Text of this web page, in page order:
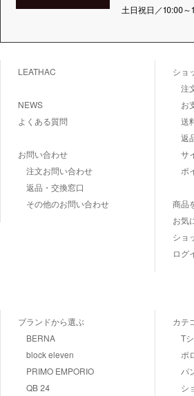
土日祝日／10:00～
LEATHAC
NEWS
よくある質問
お問い合わせ
注文お問い合わせ
返品・交換窓口
その他のお問い合わせ
ショ
注
お
送
返
サ
ポ
商品
お気
ショ
ログ
ブランドから選ぶ
BERNA
block eleven
PRIMO EMPORIO
QB 24
カテ
T
ポ
パ
シ